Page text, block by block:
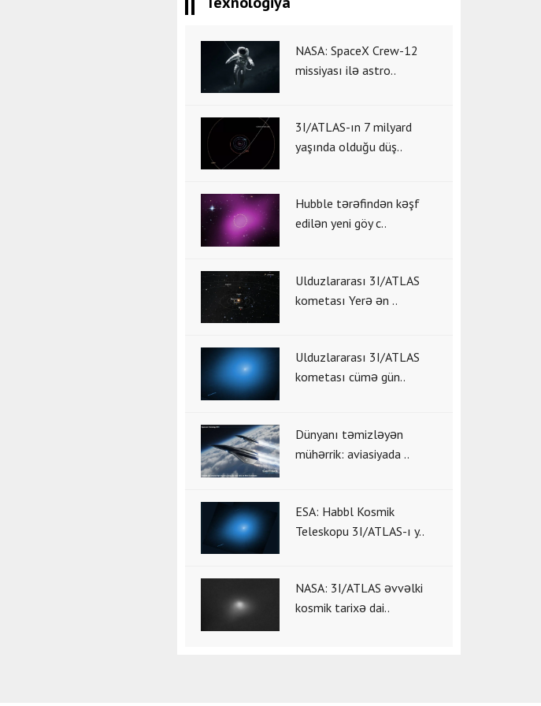
NASA: SpaceX Crew-12
missiyası ilə astro..
3I/ATLAS-ın 7 milyard
yaşında olduğu düş..
Hubble tərəfindən kəşf
edilən yeni göy c..
Ulduzlararası 3I/ATLAS
kometası Yerə ən ..
Ulduzlararası 3I/ATLAS
kometası cümə gün..
Dünyanı təmizləyən
mühərrik: aviasiyada ..
ESA: Habbl Kosmik
Teleskopu 3I/ATLAS-ı y..
NASA: 3I/ATLAS əvvəlki
kosmik tarixə dai..